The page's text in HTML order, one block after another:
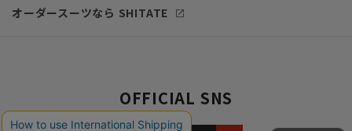
オーダースーツなら SHITATE
OFFICIAL SNS